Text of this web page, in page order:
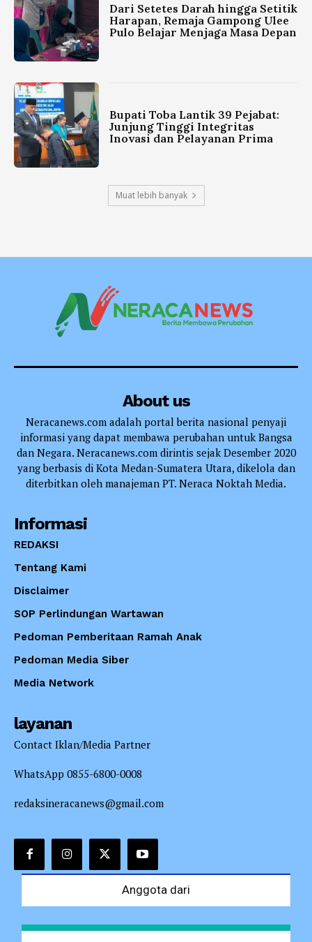
Dari Setetes Darah hingga Setitik
Harapan, Remaja Gampong Ulee
Pulo Belajar Menjaga Masa Depan
Bupati Toba Lantik 39 Pejabat:
Junjung Tinggi Integritas
Inovasi dan Pelayanan Prima
Muat lebih banyak
About us
Neracanews.com adalah portal berita nasional penyaji
informasi yang dapat membawa perubahan untuk Bangsa
dan Negara. Neracanews.com dirintis sejak Desember 2020
yang berbasis di Kota Medan-Sumatera Utara, dikelola dan
diterbitkan oleh manajeman PT. Neraca Noktah Media.
Informasi
REDAKSI
Tentang Kami
Disclaimer
SOP Perlindungan Wartawan
Pedoman Pemberitaan Ramah Anak
Pedoman Media Siber
Media Network
layanan
Contact Iklan/Media Partner
WhatsApp 0855-6800-0008
redaksineracanews@gmail.com
Anggota dari